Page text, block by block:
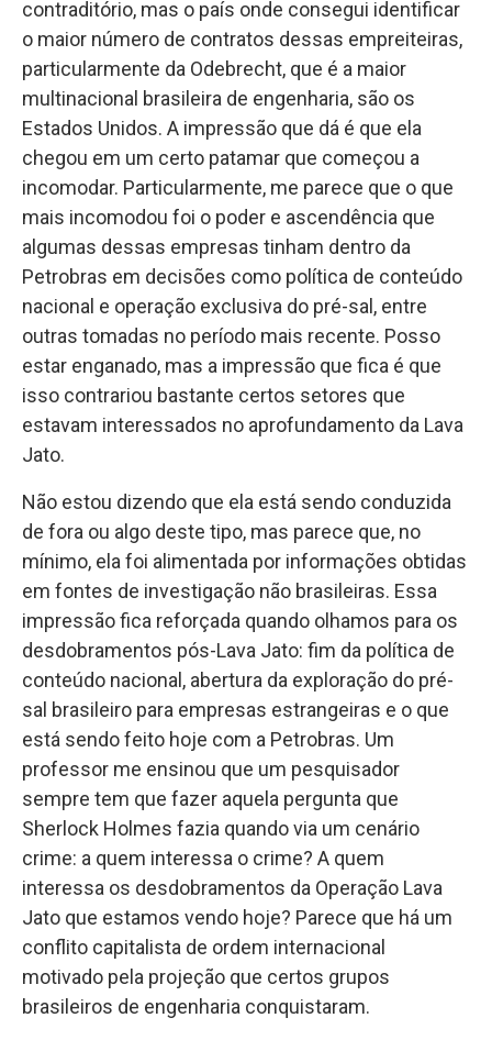
contraditório, mas o país onde consegui identificar
o maior número de contratos dessas empreiteiras,
particularmente da Odebrecht, que é a maior
multinacional brasileira de engenharia, são os
Estados Unidos. A impressão que dá é que ela
chegou em um certo patamar que começou a
incomodar. Particularmente, me parece que o que
mais incomodou foi o poder e ascendência que
algumas dessas empresas tinham dentro da
Petrobras em decisões como política de conteúdo
nacional e operação exclusiva do pré-sal, entre
outras tomadas no período mais recente. Posso
estar enganado, mas a impressão que fica é que
isso contrariou bastante certos setores que
estavam interessados no aprofundamento da Lava
Jato.
Não estou dizendo que ela está sendo conduzida
de fora ou algo deste tipo, mas parece que, no
mínimo, ela foi alimentada por informações obtidas
em fontes de investigação não brasileiras. Essa
impressão fica reforçada quando olhamos para os
desdobramentos pós-Lava Jato: fim da política de
conteúdo nacional, abertura da exploração do pré-
sal brasileiro para empresas estrangeiras e o que
está sendo feito hoje com a Petrobras. Um
professor me ensinou que um pesquisador
sempre tem que fazer aquela pergunta que
Sherlock Holmes fazia quando via um cenário
crime: a quem interessa o crime? A quem
interessa os desdobramentos da Operação Lava
Jato que estamos vendo hoje? Parece que há um
conflito capitalista de ordem internacional
motivado pela projeção que certos grupos
brasileiros de engenharia conquistaram.